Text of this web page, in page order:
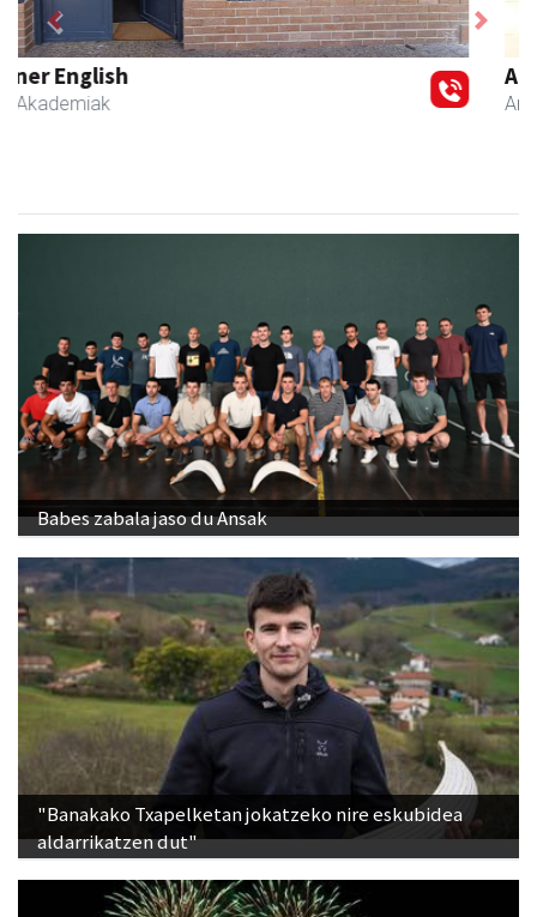
Arindu fisioterapia eta osteopatia
Amasa-Villabona
Previous Next
Babes zabala jaso du Ansak
"Banakako Txapelketan jokatzeko nire eskubidea
aldarrikatzen dut"